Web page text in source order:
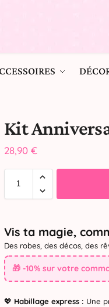
Kit
28,90 €
Vis ta magie,
Des robes, des décos, des
🎁 -10% sur votre
💖 Habillage express : Une